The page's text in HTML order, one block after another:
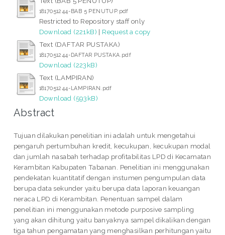
1817051244-BAB 5 PENUTUP.pdf
Restricted to Repository staff only
Download (221kB) | Request a copy
Text (DAFTAR PUSTAKA)
1817051244-DAFTAR PUSTAKA.pdf
Download (223kB)
Text (LAMPIRAN)
1817051244-LAMPIRAN.pdf
Download (593kB)
Abstract
Tujuan dilakukan penelitian ini adalah untuk mengetahui
pengaruh pertumbuhan kredit, kecukupan, kecukupan modal
dan jumlah nasabah terhadap profitabilitas LPD di Kecamatan
Kerambitan Kabupaten Tabanan. Penelitian ini menggunakan
pendekatan kuantitatif dengan instumen pengumpulan data
berupa data sekunder yaitu berupa data laporan keuangan
neraca LPD di Kerambitan. Penentuan sampel dalam
penelitian ini menggunakan metode purposive sampling
yang akan dihitung yaitu banyaknya sampel dikalikan dengan
tiga tahun pengamatan yang menghasilkan perhitungan yaitu